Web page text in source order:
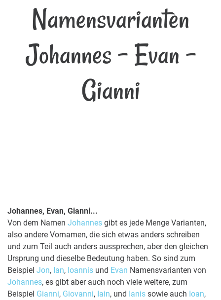
Namensvarianten
Johannes - Evan -
Gianni
Johannes, Evan, Gianni...
Von dem Namen Johannes gibt es jede Menge Varianten,
also andere Vornamen, die sich etwas anders schreiben
und zum Teil auch anders aussprechen, aber den gleichen
Ursprung und dieselbe Bedeutung haben. So sind zum
Beispiel Jon, Ian, Ioannis und Evan Namensvarianten von
Johannes, es gibt aber auch noch viele weitere, zum
Beispiel Gianni, Giovanni, Iain, und Ianis sowie auch Ioan,